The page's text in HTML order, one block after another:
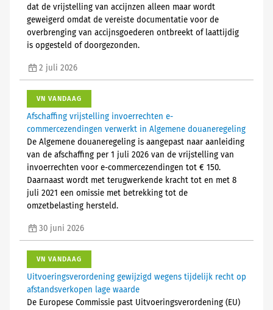
dat de vrijstelling van accijnzen alleen maar wordt
geweigerd omdat de vereiste documentatie voor de
overbrenging van accijnsgoederen ontbreekt of laattijdig
is opgesteld of doorgezonden.
2 juli 2026
VN VANDAAG
Afschaffing vrijstelling invoerrechten e-
commercezendingen verwerkt in Algemene douaneregeling
De Algemene douaneregeling is aangepast naar aanleiding
van de afschaffing per 1 juli 2026 van de vrijstelling van
invoerrechten voor e-commercezendingen tot € 150.
Daarnaast wordt met terugwerkende kracht tot en met 8
juli 2021 een omissie met betrekking tot de
omzetbelasting hersteld.
30 juni 2026
VN VANDAAG
Uitvoeringsverordening gewijzigd wegens tijdelijk recht op
afstandsverkopen lage waarde
De Europese Commissie past Uitvoeringsverordening (EU)